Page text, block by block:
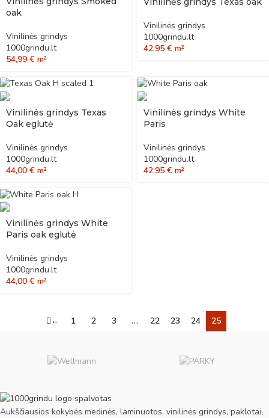
oak
Vinilinės grindys
1000grindu.lt
54,99 € m²
Vinilinės grindys
1000grindu.lt
42,95 € m²
Vinilinės grindys Texas
Oak eglutė
Vinilinės grindys
1000grindu.lt
44,00 € m²
Vinilinės grindys White
Paris
Vinilinės grindys
1000grindu.lt
42,95 € m²
Vinilinės grindys White
Paris oak eglutė
Vinilinės grindys
1000grindu.lt
44,00 € m²
← 1 2 3 … 22 23 24 25
Aukščiausios kokybės medinės, laminuotos, vinilinės grindys, paklotai,